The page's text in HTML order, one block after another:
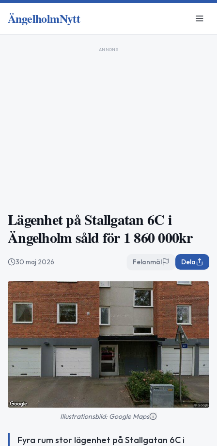
ÄngelholmNytt
ANNONS
Lägenhet på Stallgatan 6C i
Ängelholm såld för 1 860 000kr
30 maj 2026 Felanmäl Dela
Illustrationsbild: Google Maps
Fyra rum stor lägenhet på Stallgatan 6C i